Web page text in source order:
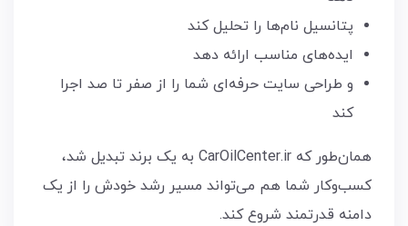
پتانسیل نام‌ها را تحلیل کند
ایده‌های مناسب ارائه دهد
و طراحی سایت حرفه‌ای شما را از صفر تا صد اجرا
کند
همان‌طور که CarOilCenter.ir به یک برند تبدیل شد،
کسب‌وکار شما هم می‌تواند مسیر رشد خودش را از یک
دامنه قدرتمند شروع کند.